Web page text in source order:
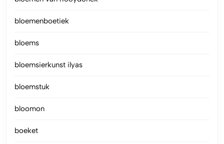
bloemenboetiek
bloems
bloemsierkunst ilyas
bloemstuk
bloomon
boeket